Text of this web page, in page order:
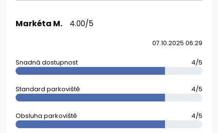
Markéta M. 4.00/5
07.10.2025 06:29
Snadná dostupnost 4/5
Standard parkoviště 4/5
Obsluha parkoviště 4/5